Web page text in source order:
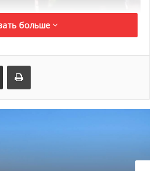
больше
Поделиться по электронной почте Распечатать